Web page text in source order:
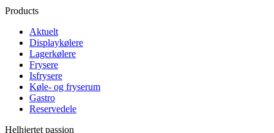
Products
Aktuelt
Displaykølere
Lagerkølere
Frysere
Isfrysere
Køle- og fryserum
Gastro
Reservedele
Helhjertet passion